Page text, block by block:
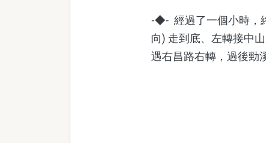
-◆- 經過了一個小時，
向) 走到底、左轉接中
遇右昌路右轉，過後勁